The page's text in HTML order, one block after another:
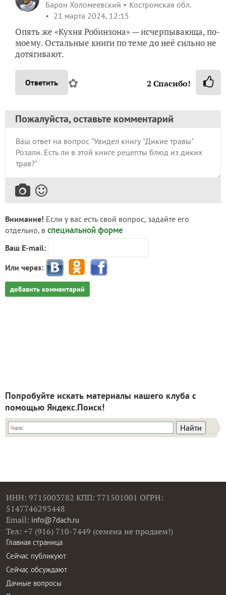
Барон Холомеевский
Костромская обл.
21 марта 2024, 12:15
Опять же «Кухня Робинзона» — исчерпывающа, по-
моему. Остальные книги по теме до неё сильно не
дотягивают.
Ответить ✿ 2 Спасибо!
Пожалуйста, оставьте комментарий
Внимание! Если у вас есть свой вопрос, задайте его
отдельно, в специальной форме
Ваш E-mail:
Или через:
добавить комментарий
Попробуйте искать материалы нашего клуба с
помощью Яндекс.Поиск!
ИНН: 9715003782 КПП: 771501001 ОГРН:
5147746293448
Email: info@7dach.ru
Тел: +7 (916) 710-7449 (семена не продаем!)
Главная страница
Сейчас публикуют
Сейчас обсуждают
Дачные вопросы